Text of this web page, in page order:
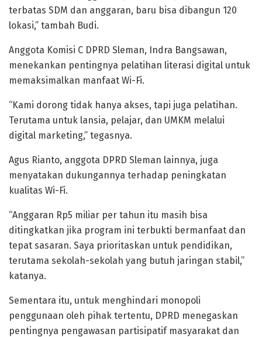
terbatas SDM dan anggaran, baru bisa dibangun 120
lokasi,” tambah Budi.
Anggota Komisi C DPRD Sleman, Indra Bangsawan,
menekankan pentingnya pelatihan literasi digital untuk
memaksimalkan manfaat Wi-Fi.
“Kami dorong tidak hanya akses, tapi juga pelatihan.
Terutama untuk lansia, pelajar, dan UMKM melalui
digital marketing,” tegasnya.
Agus Rianto, anggota DPRD Sleman lainnya, juga
menyatakan dukungannya terhadap peningkatan
kualitas Wi-Fi.
“Anggaran Rp5 miliar per tahun itu masih bisa
ditingkatkan jika program ini terbukti bermanfaat dan
tepat sasaran. Saya prioritaskan untuk pendidikan,
terutama sekolah-sekolah yang butuh jaringan stabil,”
katanya.
Sementara itu, untuk menghindari monopoli
penggunaan oleh pihak tertentu, DPRD menegaskan
pentingnya pengawasan partisipatif masyarakat dan